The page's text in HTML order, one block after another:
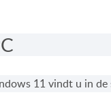
11 vindt u in de